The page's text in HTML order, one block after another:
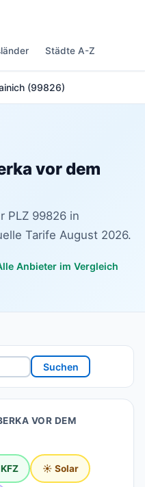
Städte A-Z
(99826)
vor dem
PLZ 99826 in
Tarife August 2026.
Anbieter im Vergleich
Suchen
VOR DEM
☀️ Solar